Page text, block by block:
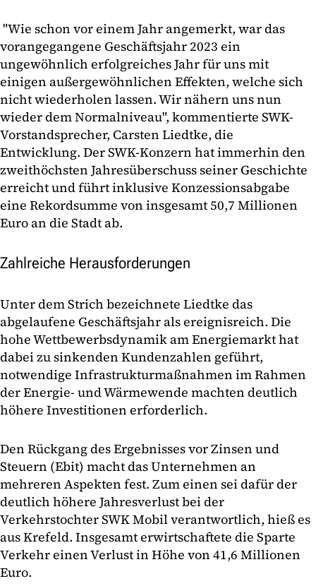
"Wie schon vor einem Jahr angemerkt, war das
vorangegangene Geschäftsjahr 2023 ein
ungewöhnlich erfolgreiches Jahr für uns mit
einigen außergewöhnlichen Effekten, welche sich
nicht wiederholen lassen. Wir nähern uns nun
wieder dem Normalniveau", kommentierte SWK-
Vorstandsprecher, Carsten Liedtke, die
Entwicklung. Der SWK-Konzern hat immerhin den
zweithöchsten Jahresüberschuss seiner Geschichte
erreicht und führt inklusive Konzessionsabgabe
eine Rekordsumme von insgesamt 50,7 Millionen
Euro an die Stadt ab.
Zahlreiche Herausforderungen
Unter dem Strich bezeichnete Liedtke das
abgelaufene Geschäftsjahr als ereignisreich. Die
hohe Wettbewerbsdynamik am Energiemarkt hat
dabei zu sinkenden Kundenzahlen geführt,
notwendige Infrastrukturmaßnahmen im Rahmen
der Energie- und Wärmewende machten deutlich
höhere Investitionen erforderlich.
Den Rückgang des Ergebnisses vor Zinsen und
Steuern (Ebit) macht das Unternehmen an
mehreren Aspekten fest. Zum einen sei dafür der
deutlich höhere Jahresverlust bei der
Verkehrstochter SWK Mobil verantwortlich, hieß es
aus Krefeld. Insgesamt erwirtschaftete die Sparte
Verkehr einen Verlust in Höhe von 41,6 Millionen
Euro.